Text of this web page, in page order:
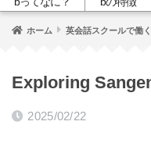
ホーム 英会話スクールで働
Exploring
2025/02/22